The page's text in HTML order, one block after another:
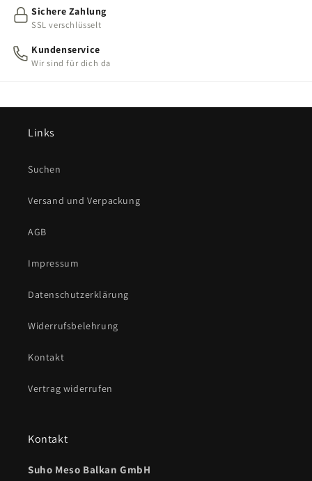
Sichere Zahlung
SSL verschlüsselt
Kundenservice
Wir sind für dich da
Links
Suchen
Versand und Verpackung
AGB
Impressum
Datenschutzerklärung
Widerrufsbelehrung
Kontakt
Vertrag widerrufen
Kontakt
Suho Meso Balkan GmbH